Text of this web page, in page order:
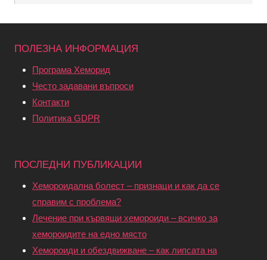
ПОЛЕЗНА ИНФОРМАЦИЯ
Програма Хеморид
Често задавани въпроси
Контакти
Политика GDPR
ПОСЛЕДНИ ПУБЛИКАЦИИ
Хемороидална болест – признаци и как да се
справим с проблема?
Лечение при кървящи хемороиди – всичко за
хемороидите на едно място
Хемороиди и обездвижване – как липсата на